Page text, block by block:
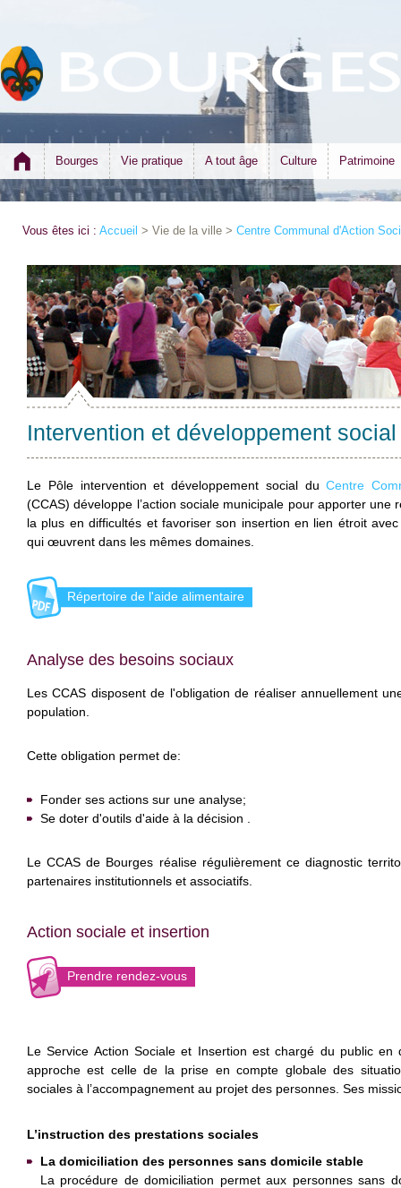
Bourges Vie pratique A tout âge Culture Patrimoine
Vous êtes ici : Accueil > Vie de la ville > Centre Communal d'Action
Intervention et développement social
Le Pôle intervention et développement social duCentre
(CCAS) développe l’action sociale municipale pour apporter une
la plus en difficultés et favoriser son insertion en lien étroit
qui œuvrent dans les mêmes domaines.
Répertoire de l'aide alimentaire
Analyse des besoins sociaux
Les CCAS disposent de l'obligation de réaliser annuellement
population.
Cette obligation permet de:
Fonder ses actions sur une analyse;
Se doter d'outils d'aide à la décision .
Le CCAS de Bourges réalise régulièrement ce diagnostic
partenaires institutionnels et associatifs.
Action sociale et insertion
Prendre rendez-vous
Le Service Action Sociale et Insertion est chargé du public
approche est celle de la prise en compte globale des
sociales à l’accompagnement au projet des personnes. Ses
L’instruction des prestations sociales
La domiciliation des personnes sans domicile stable
La procédure de domiciliation permet aux personnes sans